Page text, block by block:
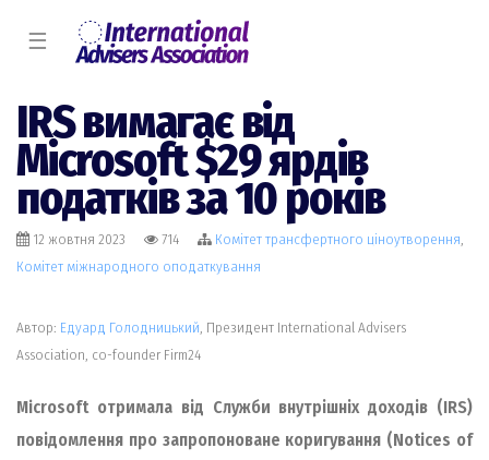
☰
IRS вимагає від
Microsoft $29 ярдів
податків за 10 років
12 жовтня 2023 714 Комiтет трансфертного цiноутворення,
Комiтет міжнародного оподаткування
Автор: Едуард Голодницький , Президент International Advisers
Association, co-founder Firm24
Microsoft отримала від Служби внутрішніх доходів (IRS)
повідомлення про запропоноване коригування (Notices of